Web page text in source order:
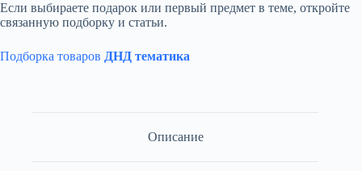
Если выбираете подарок или первый предмет в теме, откройте
связанную подборку и статьи.
Подборка товаров ДНД тематика
Описание